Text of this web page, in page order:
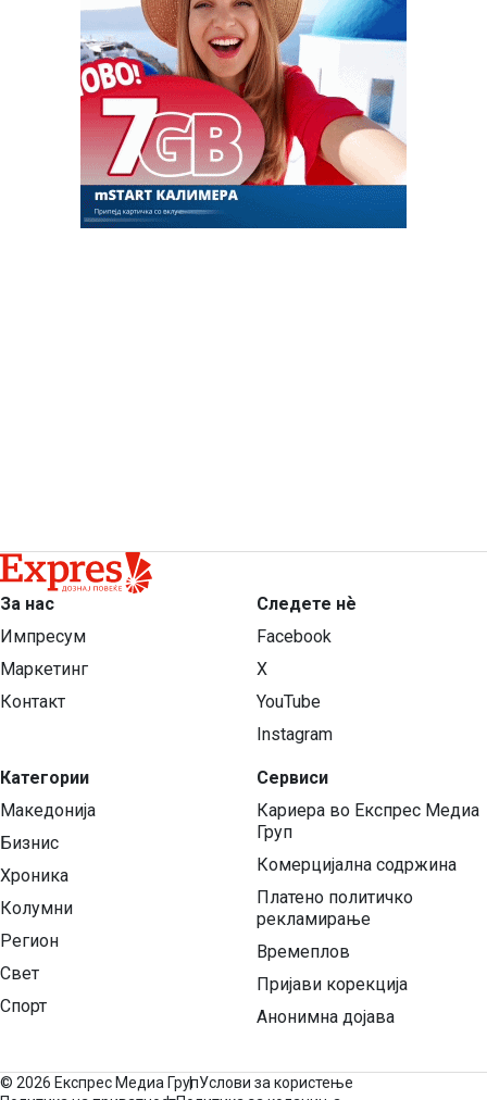
За нас
Импресум
Маркетинг
Контакт
Категории
Македонија
Бизнис
Хроника
Колумни
Регион
Свет
Спорт
Следете нѐ
Facebook
X
YouTube
Instagram
Сервиси
Кариера во Експрес Медиа
Груп
Комерцијална содржина
Платено политичко
рекламирање
Времеплов
Пријави корекција
Анонимна дојава
© 2026 Експрес Медиа ГрупУслови за користење